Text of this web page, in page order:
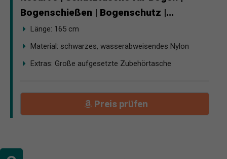
Bogenschießen | Bogenschutz |...
Länge: 165 cm
Material: schwarzes, wasserabweisendes Nylon
Extras: Große aufgesetzte Zubehörtasche
Preis prüfen